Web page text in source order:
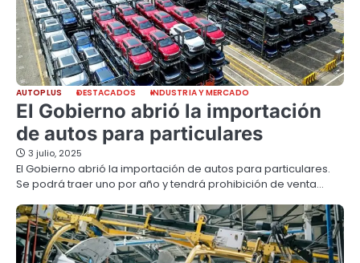
AUTOPLUS DESTACADOS INDUSTRIA Y MERCADO
El Gobierno abrió la importación
de autos para particulares
3 julio, 2025
El Gobierno abrió la importación de autos para particulares.
Se podrá traer uno por año y tendrá prohibición de venta…